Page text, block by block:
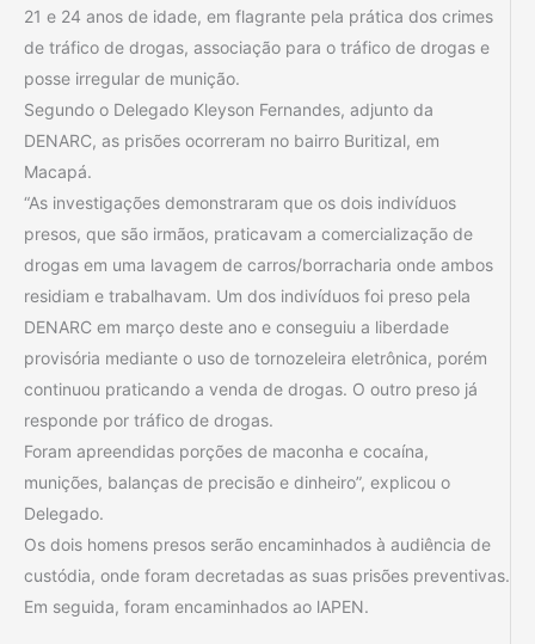
21 e 24 anos de idade, em flagrante pela prática dos crimes
de tráfico de drogas, associação para o tráfico de drogas e
posse irregular de munição.
Segundo o Delegado Kleyson Fernandes, adjunto da
DENARC, as prisões ocorreram no bairro Buritizal, em
Macapá.
“As investigações demonstraram que os dois indivíduos
presos, que são irmãos, praticavam a comercialização de
drogas em uma lavagem de carros/borracharia onde ambos
residiam e trabalhavam. Um dos indivíduos foi preso pela
DENARC em março deste ano e conseguiu a liberdade
provisória mediante o uso de tornozeleira eletrônica, porém
continuou praticando a venda de drogas. O outro preso já
responde por tráfico de drogas.
Foram apreendidas porções de maconha e cocaína,
munições, balanças de precisão e dinheiro”, explicou o
Delegado.
Os dois homens presos serão encaminhados à audiência de
custódia, onde foram decretadas as suas prisões preventivas.
Em seguida, foram encaminhados ao lAPEN.